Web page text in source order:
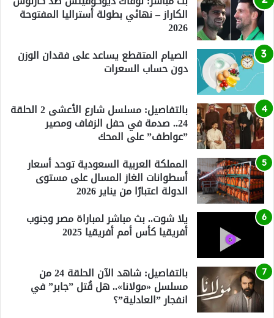
الكاراز – نهائي بطولة أستراليا المفتوحة
2026
الصيام المتقطع يساعد على فقدان الوزن
دون حساب السعرات
بالتفاصيل: مسلسل شارع الأعشى 2 الحلقة
24.. صدمة في حفل الزفاف ومصير
”عواطف” على المحك
المملكة العربية السعودية توحد أسعار
أسطوانات الغاز المسال على مستوى
الدولة اعتبارًا من يناير 2026
يلا شوت.. بث مباشر لمباراة مصر وجنوب
أفريقيا كأس أمم أفريقيا 2025
بالتفاصيل: شاهد الآن الحلقة 24 من
مسلسل «مولانا».. هل قُتل ”جابر” في
انفجار ”العادلية”؟